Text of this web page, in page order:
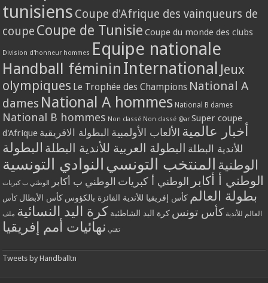
tunisiens Coupe d'Afrique des vainqueurs de
coupe Coupe de Tunisie Coupe du monde des clubs
Division d'honneur hommes Equipe nationale
Handball féminin International
Jeux
olympiques Le Trophée des Champions National A
dames National A hommes National B dames
National B hommes Non classé Non classé @ar Super coupe
d'Afrique
أخبار عالمية الألعاب الأولمبية البطولة الافريقية
للأندية البطلة البطولة العربية للأندية البطلة البطولة
الوطنية المنتخب التونسي النوادي التونسية
الوطني أ أكابر الوطني أ كبريات الوطني ب أكابر الوطني ب كبريات
بطولة العالم كأس إفريقيا للأندية الفائزة بالكؤوس كأس الأبطال كأس
العالم للأندية كأس تونس كرة اليد الشاطئية كرة اليد النسائية ملف
تقني نهائيات أمم إفريقيا
Tweets by Handballtn